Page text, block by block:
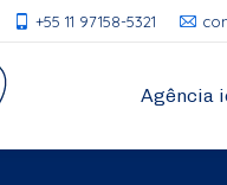
+55 11 97158-5321
Agência